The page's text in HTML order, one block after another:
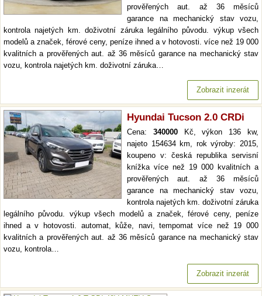
prověřených aut. až 36 měsíců
garance na mechanický stav vozu,
kontrola najetých km. doživotní záruka legálního původu. výkup všech
modelů a značek, férové ceny, peníze ihned a v hotovosti. více než 19 000
kvalitních a prověřených aut. až 36 měsíců garance na mechanický stav
vozu, kontrola najetých km. doživotní záruka…
Zobrazit inzerát
Hyundai Tucson 2.0 CRDi
Cena: 340000Kč, výkon 136 kw,
najeto 154634 km, rok výroby: 2015,
koupeno v: česká republika servisní
knížka více než 19 000 kvalitních a
prověřených aut. až 36 měsíců
garance na mechanický stav vozu,
kontrola najetých km. doživotní záruka
legálního původu. výkup všech modelů a značek, férové ceny, peníze
ihned a v hotovosti. automat, kůže, navi, tempomat více než 19 000
kvalitních a prověřených aut. až 36 měsíců garance na mechanický stav
vozu, kontrola…
Zobrazit inzerát